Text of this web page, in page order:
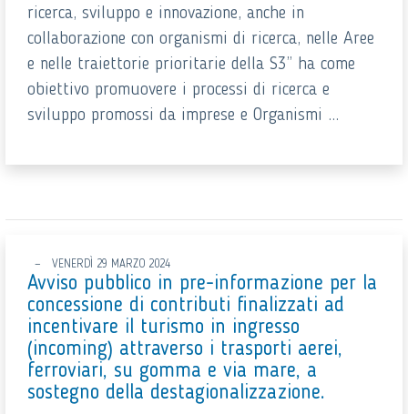
ricerca, sviluppo e innovazione, anche in
collaborazione con organismi di ricerca, nelle Aree
e nelle traiettorie prioritarie della S3” ha come
obiettivo promuovere i processi di ricerca e
sviluppo promossi da imprese e Organismi ...
VENERDÌ 29 MARZO 2024
Avviso pubblico in pre-informazione per la
concessione di contributi finalizzati ad
incentivare il turismo in ingresso
(incoming) attraverso i trasporti aerei,
ferroviari, su gomma e via mare, a
sostegno della destagionalizzazione.